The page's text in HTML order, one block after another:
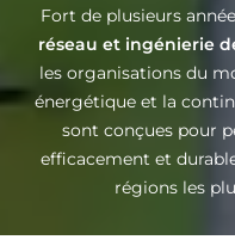
Fort de plusieurs
réseau et ingénierie
les organisations du
énergétique et la
sont conçues pour
efficacement et
régions les